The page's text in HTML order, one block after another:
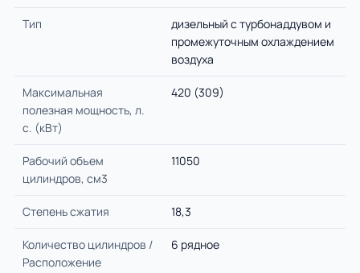
Тип
дизельный с турбонаддувом и
промежуточным охлаждением
воздуха
Максимальная
полезная мощность, л.
с. (кВт)
420 (309)
Рабочий объем
цилиндров, см3
11050
Степень сжатия 18,3
Количество цилиндров /
Расположение
6 рядное